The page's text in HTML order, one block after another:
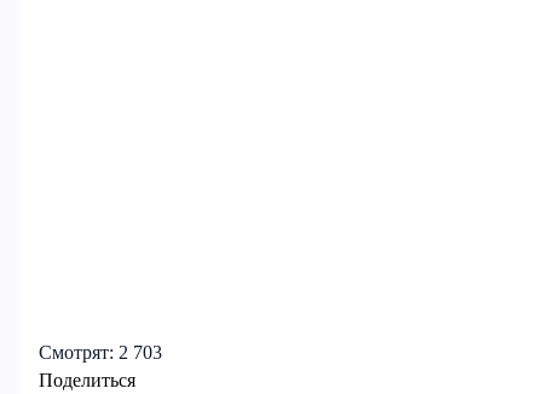
Смотрят: 2 703
Поделиться